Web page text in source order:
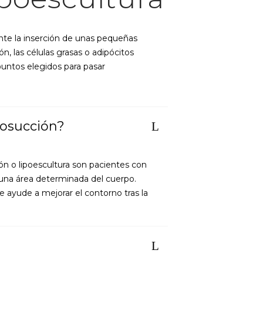
la inserción de unas pequeñas
las células grasas o adipócitos
elegidos para pasar
o lipoescultura son pacientes con
área determinada del cuerpo.
ayude a mejorar el contorno tras la